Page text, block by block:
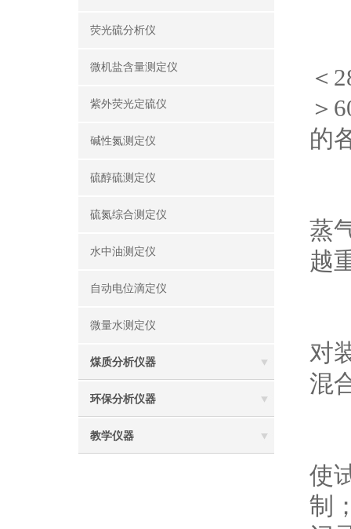
荧光硫分析仪
微机盐含量测定仪
紫外荧光定硫仪
碱性氮测定仪
硫醇硫测定仪
硫氮综合测定仪
水中油测定仪
自动电位滴定仪
微量水测定仪
煤质分析仪器
环保分析仪器
教学仪器
＜
＞
的
蒸
越
对
混
使
制